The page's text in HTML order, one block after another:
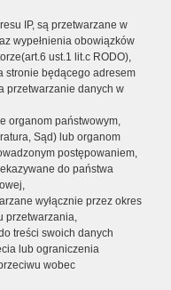
IP, są przetwarzane w
wypełnienia obowiązków
ust.1 lit.c RODO),
stronie będącego adresem
przetwarzanie danych w
organom państwowym,
Sąd) lub organom
postępowaniem,
do państwa
wyłącznie przez okres
przetwarzania,
treści swoich danych
lub ograniczenia
wobec